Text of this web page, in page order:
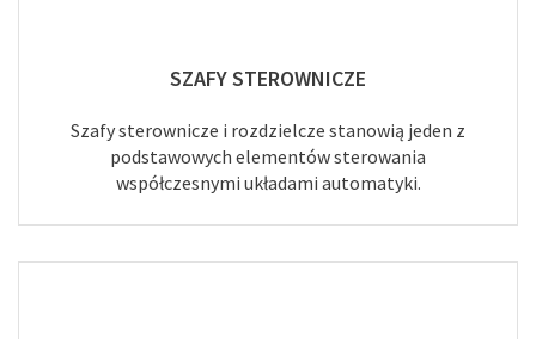
SZAFY STEROWNICZE
Szafy sterownicze i rozdzielcze stanowią jeden z
podstawowych elementów sterowania
współczesnymi układami automatyki.